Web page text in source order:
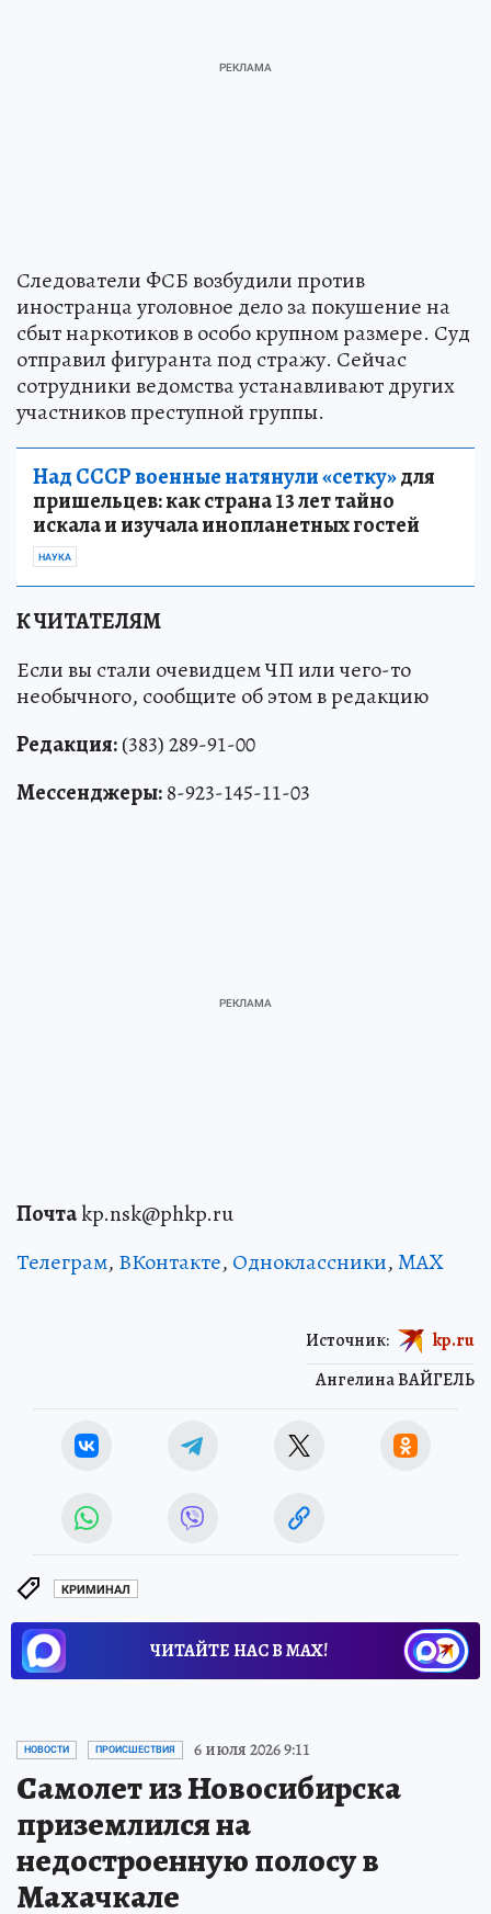
Следователи ФСБ возбудили против
иностранца уголовное дело за покушение на
сбыт наркотиков в особо крупном размере. Суд
отправил фигуранта под стражу. Сейчас
сотрудники ведомства устанавливают других
участников преступной группы.
Над СССР военные натянули «сетку»для
пришельцев: как страна 13 лет тайно
искала и изучала инопланетных гостей
НАУКА
К ЧИТАТЕЛЯМ
Если вы стали очевидцем ЧП или чего-то
необычного, сообщите об этом в редакцию
Редакция:(383) 289-91-00
Мессенджеры:8-923-145-11-03
Почтаkp.nsk@phkp.ru
Телеграм, ВКонтакте, Одноклассники,MAX
Ангелина ВАЙГЕЛЬ
Источник: kp.ru
КРИМИНАЛ
ЧИТАЙТЕ НАС В МАХ!
НОВОСТИ ПРОИСШЕСТВИЯ 6 июля 2026 9:11
Самолет из Новосибирска
приземлился на
недостроенную полосу в
Махачкале